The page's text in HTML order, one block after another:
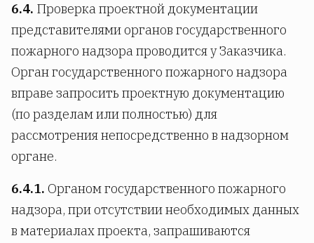
6.4. Проверка проектной документации
представителями органов государственного
пожарного надзора проводится у Заказчика.
Орган государственного пожарного надзора
вправе запросить проектную документацию
(по разделам или полностью) для
рассмотрения непосредственно в надзорном
органе.
6.4.1. Органом государственного пожарного
надзора, при отсутствии необходимых данных
в материалах проекта, запрашиваются